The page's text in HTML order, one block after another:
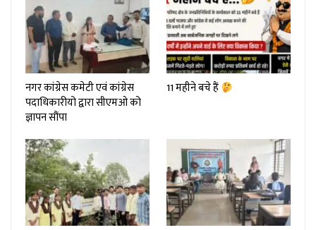
नगर कांग्रेस कमेटी एवं कांग्रेस
पदाधिकारीयो द्वारा सीएमओ को
ज्ञापन सौंपा
11 महीने बचे हैं